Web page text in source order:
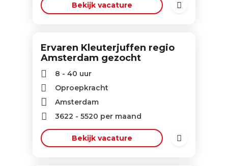
Bekijk vacature
Ervaren Kleuterjuffen regio
Amsterdam gezocht
8 - 40 uur
Oproepkracht
Amsterdam
3622 - 5520 per maand
Bekijk vacature